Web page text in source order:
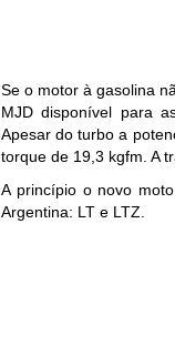
Se o motor à gasolina
MJD disponível para
Apesar do turbo a
torque de 19,3 kgfm. A
A princípio o novo
Argentina: LT e LTZ.